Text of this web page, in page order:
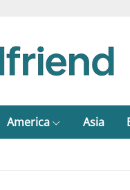
America Asia